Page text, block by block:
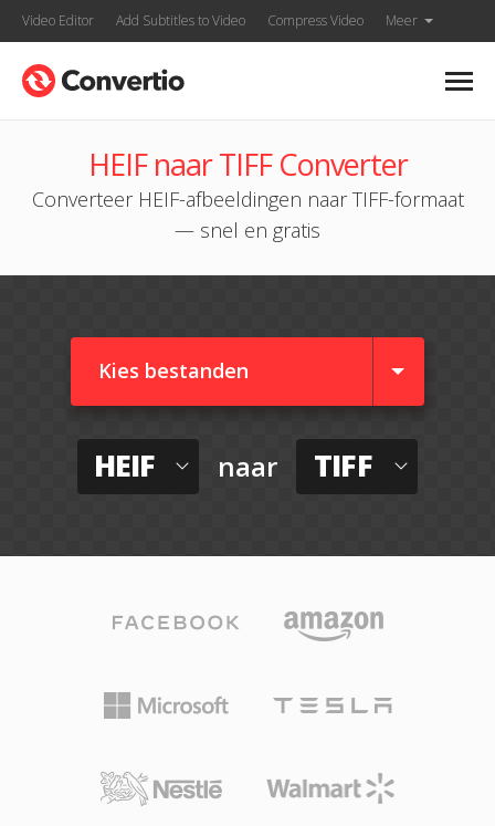
Video Editor Add Subtitles to Video Compress Video Meer
HEIF naar TIFF Converter
Converteer HEIF-afbeeldingen naar TIFF-formaat
— snel en gratis
Kies bestanden
HEIF naar TIFF